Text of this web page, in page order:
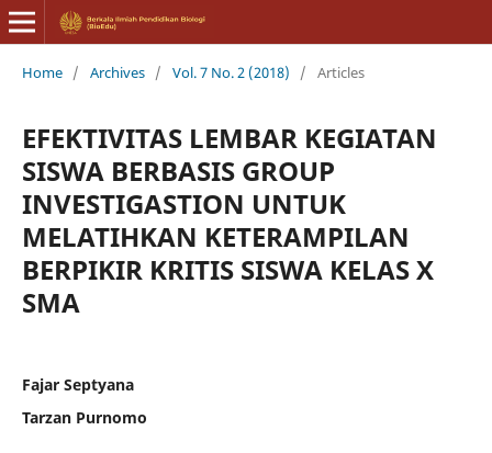
Home / Archives / Vol. 7 No. 2 (2018) / Articles
EFEKTIVITAS LEMBAR KEGIATAN
SISWA BERBASIS GROUP
INVESTIGASTION UNTUK
MELATIHKAN KETERAMPILAN
BERPIKIR KRITIS SISWA KELAS X
SMA
Fajar Septyana
Tarzan Purnomo